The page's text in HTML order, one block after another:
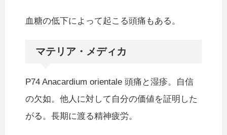
血糖の低下によって起こる頭痛もある。
マテリア・メディカ
P74 Anacardium orientale 頭痛と湿疹。自信
の欠如。他人に対して自分の価値を証明した
がる。長期に渡る精神疲労。